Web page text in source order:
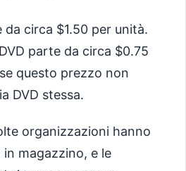
da circa $1.50 per unità.
parte da circa $0.75
questo prezzo non
DVD stessa.
organizzazioni hanno
in magazzino, e le